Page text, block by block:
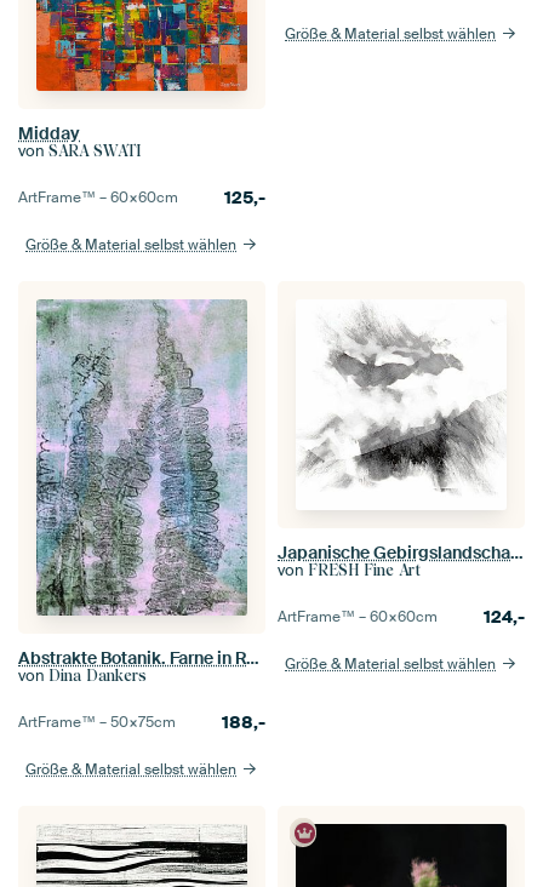
Midday
von SARA SWATI
ArtFrame™ –60×60cm 125,-
Größe & Material selbst wählen
Größe & Material selbst wählen
Abstrakte Botanik. Farne in Rosa, Grün und Grau.
von Dina Dankers
ArtFrame™ –50×75cm 188,-
Größe & Material selbst wählen
Japanische Gebirgslandschaft IX
von FRESH Fine Art
ArtFrame™ –60×60cm 124,-
Größe & Material selbst wählen